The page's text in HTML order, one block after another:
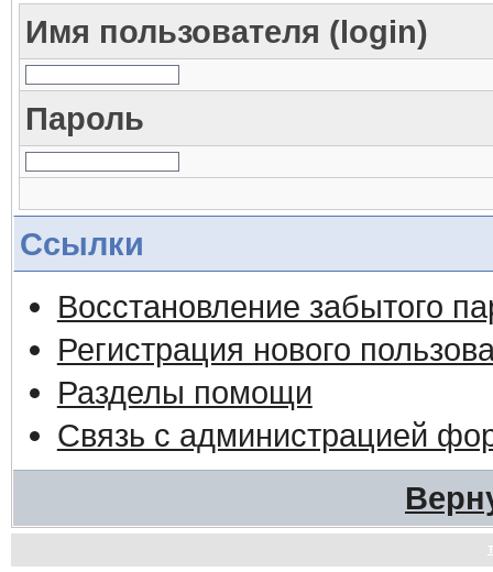
Имя пользователя (login)
Пароль
Ссылки
Восстановление забытого
Регистрация нового
Разделы помощи
Связь с администрацией